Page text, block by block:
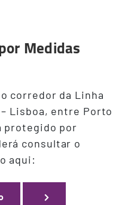
Medidas
corredor da Linha
Lisboa, entre Porto
protegido por
consultar o
aqui: